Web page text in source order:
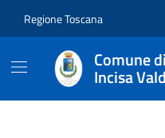
Regione Toscana
Comune
Incisa